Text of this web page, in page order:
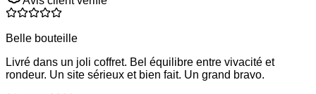
Belle bouteille
Livré dans un joli coffret. Bel équilibre entre vivacité et
rondeur. Un site sérieux et bien fait. Un grand bravo.